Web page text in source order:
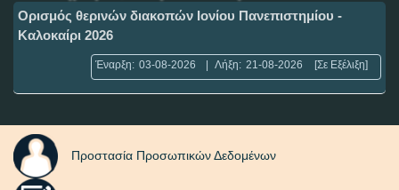
Ορισμός θερινών διακοπών Ιονίου Πανεπιστημίου -
Καλοκαίρι 2026
Έναρξη: 03-08-2026 Λήξη: 21-08-2026 [Σε Εξέλιξη]
Προστασία Προσωπικών Δεδομένων